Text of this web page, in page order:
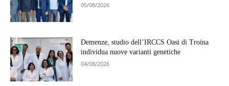
05/08/2026
Demenze, studio dell’IRCCS Oasi di Troina
individua nuove varianti genetiche
04/08/2026